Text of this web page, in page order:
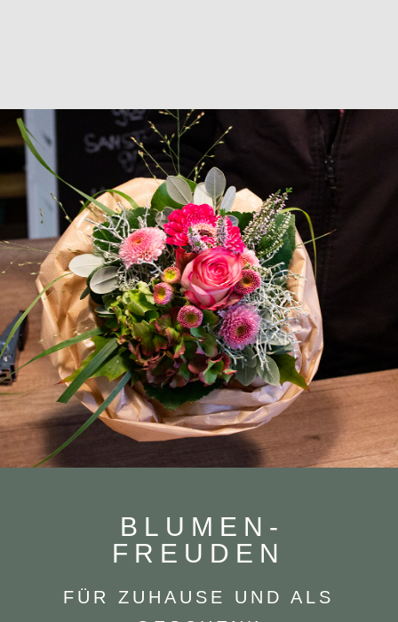
BLU­MEN­
FREUDEN
FÜR ZUHAUSE UND ALS